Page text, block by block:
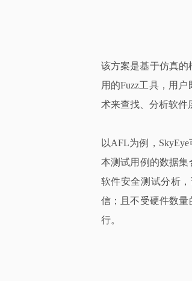
该方案是基于仿真的
用的Fuzz工具，用
术来查找、分析软件
以AFL为例，
本测试用例的数据
软件安全测试分析
信；且不受硬件数
行。